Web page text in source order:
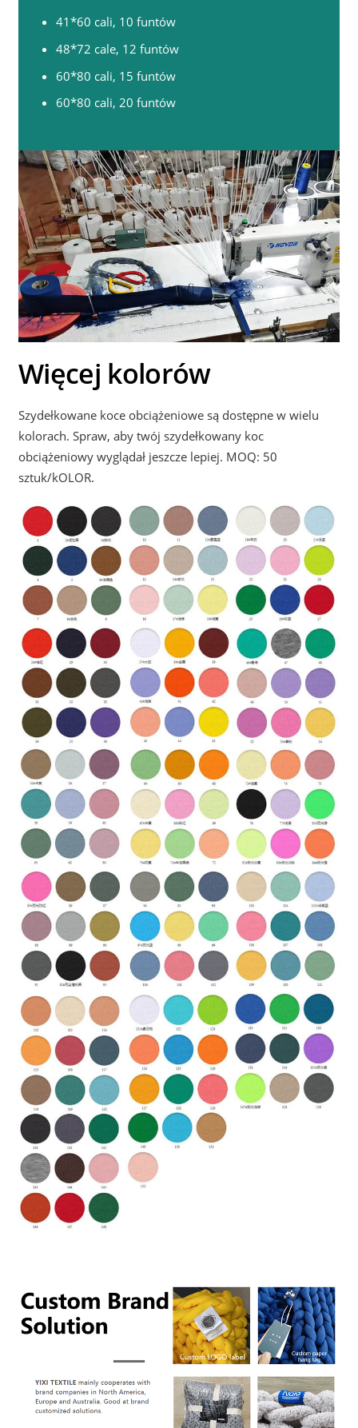
41*60 cali, 10 funtów
48*72 cale, 12 funtów
60*80 cali, 15 funtów
60*80 cali, 20 funtów
Więcej kolorów
Szydełkowane koce obciążeniowe są dostępne w wielu
kolorach. Spraw, aby twój szydełkowany koc
obciążeniowy wyglądał jeszcze lepiej. MOQ: 50
sztuk/kOLOR.